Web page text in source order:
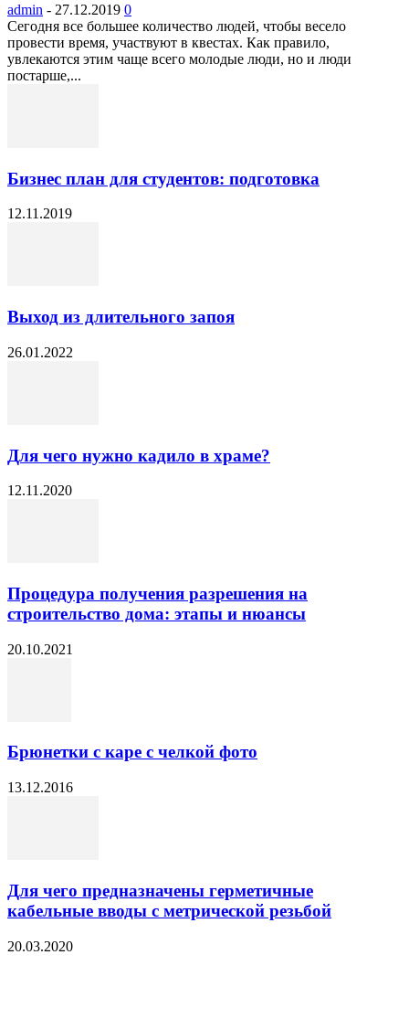
admin - 27.12.2019 0
Сегодня все большее количество людей, чтобы весело
провести время, участвуют в квестах. Как правило,
увлекаются этим чаще всего молодые люди, но и люди
постарше,...
Бизнес план для студентов: подготовка
12.11.2019
Выход из длительного запоя
26.01.2022
Для чего нужно кадило в храме?
12.11.2020
Процедура получения разрешения на
строительство дома: этапы и нюансы
20.10.2021
Брюнетки с каре с челкой фото
13.12.2016
Для чего предназначены герметичные
кабельные вводы с метрической резьбой
20.03.2020